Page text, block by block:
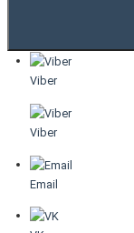
Viber
Viber
Email